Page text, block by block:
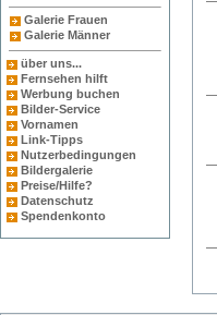
Galerie Frauen
Galerie Männer
über uns...
Fernsehen hilft
Werbung buchen
Bilder-Service
Vornamen
Link-Tipps
Nutzerbedingungen
Bildergalerie
Preise/Hilfe?
Datenschutz
Spendenkonto